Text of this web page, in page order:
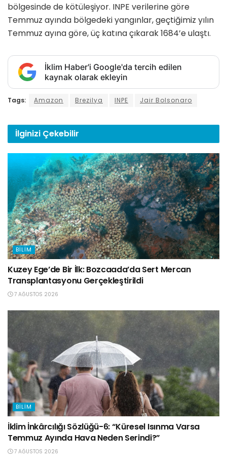
bölgesinde de kötüleşiyor. INPE verilerine göre
Temmuz ayında bölgedeki yangınlar, geçtiğimiz yılın
Temmuz ayına göre, üç katına çıkarak 1684’e ulaştı.
İklim Haber'i Google'da tercih edilen
kaynak olarak ekleyin
Tags: Amazon Brezilya INPE Jair Bolsonaro
İlginizi Çekebilir
BILIM
Kuzey Ege’de Bir İlk: Bozcaada’da Sert Mercan
Transplantasyonu Gerçekleştirildi
7 AĞUSTOS 2026
BILIM
İklim İnkârcılığı Sözlüğü-6: “Küresel Isınma Varsa
Temmuz Ayında Hava Neden Serindi?”
7 AĞUSTOS 2026